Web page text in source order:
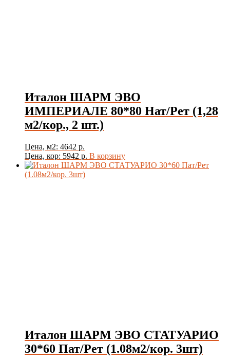
Италон ШАРМ ЭВО
ИМПЕРИАЛЕ 80*80 Нат/Рет (1,28
м2/кор., 2 шт.)
Цена, м2: 4642 р.
Цена, кор: 5942 р. В корзину
Италон ШАРМ ЭВО СТАТУАРИО
30*60 Пат/Рет (1.08м2/кор. 3шт)